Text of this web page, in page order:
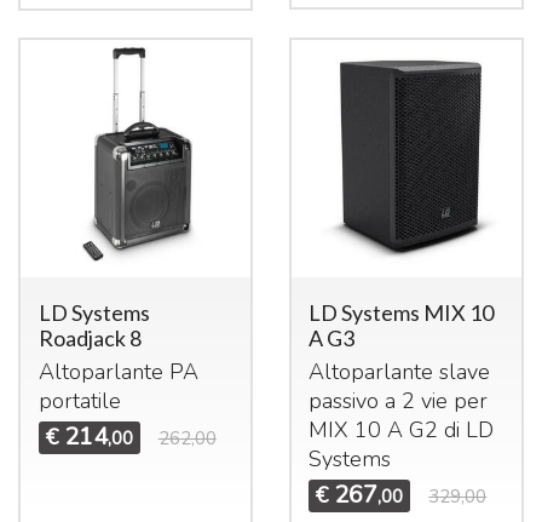
LD Systems
Roadjack 8
Altoparlante PA
portatile
€ 214,00 262,00
LD Systems MIX 10
A G3
Altoparlante slave
passivo a 2 vie per
MIX 10 A G2 di LD
Systems
€ 267,00 329,00